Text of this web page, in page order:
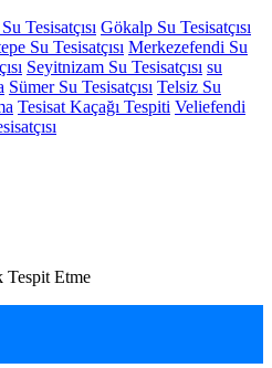
Su Tesisatçısı Gökalp Su Tesisatçısı
Su Tesisatçısı Merkezefendi Su
Seyitnizam Su Tesisatçısı su
Sümer Su Tesisatçısı Telsiz Su
Tesisat Kaçağı Tespiti Veliefendi
Tespit Etme